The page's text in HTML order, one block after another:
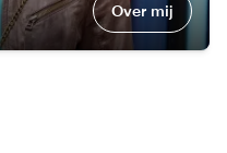
Over mij